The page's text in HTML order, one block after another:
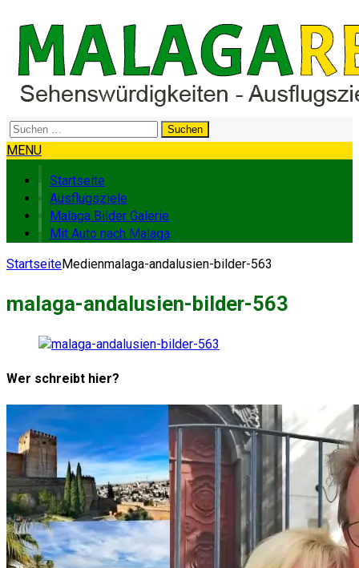
Suchen
nach:
MENU
Startseite
Ausflugsziele
Malaga Bilder Galerie
Mit Auto nach Malaga
StartseiteMedienmalaga-andalusien-bilder-563
malaga-andalusien-bilder-563
Wer schreibt hier?